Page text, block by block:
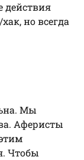
действия
но всегда
Мы
Аферисты
Чтобы